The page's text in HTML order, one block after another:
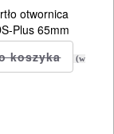
otwornica
Plus 65mm
(w